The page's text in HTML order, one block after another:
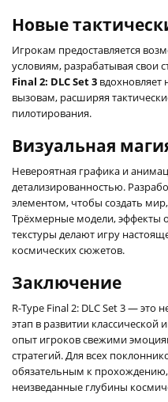
Новые
Игрокам предоставляется
условиям, разрабатывая свои
Final 2: DLC Set 3
вызовам, расширяя
пилотирования.
Визуальная
Невероятная графика и
детализированностью.
элементом, чтобы создать
Трёхмерные модели, эффекты
текстуры делают игру
космических сюжетов.
Заключение
R-Type Final 2: DLC Set 3 — это
этап в развитии
опыт игроков свежими
стратегий. Для всех
обязательным к
неизведанные глубины